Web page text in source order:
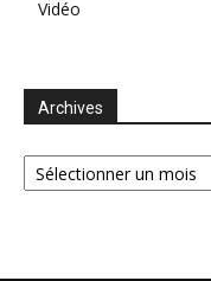
Vidéo
Archives
Archives